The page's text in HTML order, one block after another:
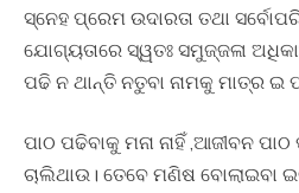
ସ୍ନେହ ପ୍ରେମ ଉଦାରତା ତଥା
ଯୋଗ୍ୟତାରେ ସ୍ୱତଃ ସମୁଜ୍ଜଳା
ପଢି ନ ଥାନ୍ତି ନତୁବା ନାମକୁ ମାତ୍ର ଇ
ପାଠ ପଢିବାକୁ ମନା ନାହିଁ ,ଆଜୀବନ
ଚାଲିଥାଉ। ତେବେ ମଣିଷ ବୋଲାଇବା